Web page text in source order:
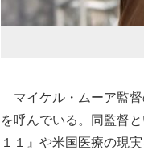
マイケル・ムーア監督
を呼んでいる。同監督
１１』や米国医療の現